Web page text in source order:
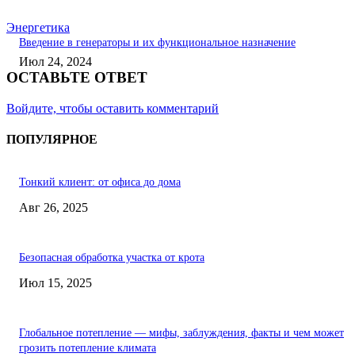
Энергетика
Введение в генераторы и их функциональное назначение
Июл 24, 2024
ОСТАВЬТЕ ОТВЕТ
Войдите, чтобы оставить комментарий
ПОПУЛЯРНОЕ
Тонкий клиент: от офиса до дома
Авг 26, 2025
Безопасная обработка участка от крота
Июл 15, 2025
Глобальное потепление — мифы, заблуждения, факты и чем может
грозить потепление климата